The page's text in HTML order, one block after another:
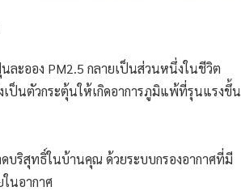
ละออง PM2.5 กลายเป็นส่วนหนึ่งในชีวิต
ป็นตัวกระตุ้นให้เกิดอาการภูมิแพ้ที่รุนแรงขึ้น
ดบริสุทธิ์ในบ้านคุณ ด้วยระบบกรองอากาศที่มี
นอากาศ